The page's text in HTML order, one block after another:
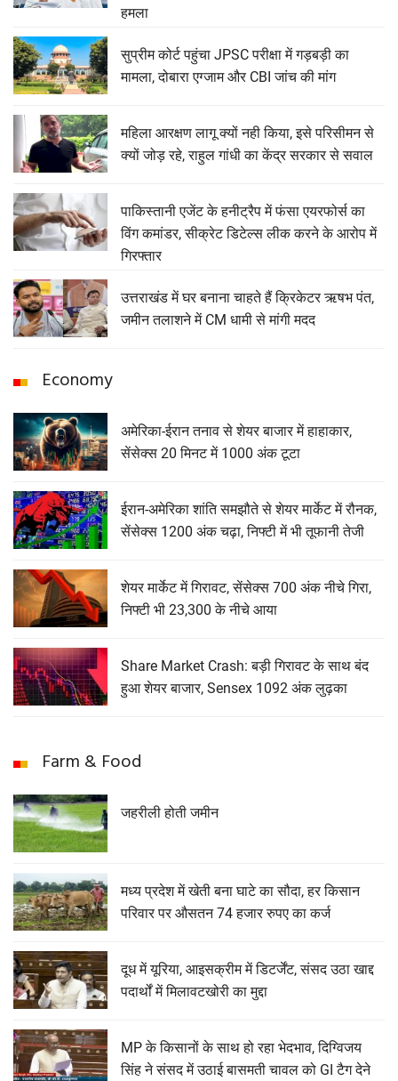
हमला
सुप्रीम कोर्ट पहुंचा JPSC परीक्षा में गड़बड़ी का
मामला, दोबारा एग्जाम और CBI जांच की मांग
महिला आरक्षण लागू क्यों नही किया, इसे परिसीमन से
क्यों जोड़ रहे, राहुल गांधी का केंद्र सरकार से सवाल
पाकिस्तानी एजेंट के हनीट्रैप में फंसा एयरफोर्स का
विंग कमांडर, सीक्रेट डिटेल्स लीक करने के आरोप में
गिरफ्तार
उत्तराखंड में घर बनाना चाहते हैं क्रिकेटर ऋषभ पंत,
जमीन तलाशने में CM धामी से मांगी मदद
Economy
अमेरिका-ईरान तनाव से शेयर बाजार में हाहाकार,
सेंसेक्स 20 मिनट में 1000 अंक टूटा
ईरान-अमेरिका शांति समझौते से शेयर मार्केट में रौनक,
सेंसेक्स 1200 अंक चढ़ा, निफ्टी में भी तूफानी तेजी
शेयर मार्केट में गिरावट, सेंसेक्‍स 700 अंक नीचे गिरा,
निफ्टी भी 23,300 के नीचे आया
Share Market Crash: बड़ी गिरावट के साथ बंद
हुआ शेयर बाजार, Sensex 1092 अंक लुढ़का
Farm & Food
जहरीली होती जमीन
मध्य प्रदेश में खेती बना घाटे का सौदा, हर किसान
परिवार पर औसतन 74 हजार रुपए का कर्ज
दूध में यूरिया, आइसक्रीम में डिटर्जेंट, संसद उठा खाद्द
पदार्थों में मिलावटखोरी का मुद्दा
MP के किसानों के साथ हो रहा भेदभाव, दिग्विजय
सिंह ने संसद में उठाई बासमती चावल को GI टैग देने